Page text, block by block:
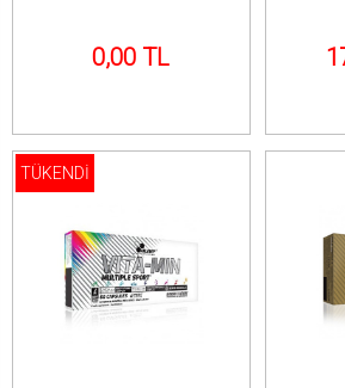
0,00 TL
TÜKENDİ